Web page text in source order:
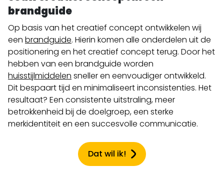
brandguide
Op basis van het creatief concept ontwikkelen wij
een brandguide. Hierin komen alle onderdelen uit de
positionering en het creatief concept terug. Door het
hebben van een brandguide worden
huisstijlmiddelen sneller en eenvoudiger ontwikkeld.
Dit bespaart tijd en minimaliseert inconsistenties. Het
resultaat? Een consistente uitstraling, meer
betrokkenheid bij de doelgroep, een sterke
merkidentiteit en een succesvolle communicatie.
Dat wil ik!